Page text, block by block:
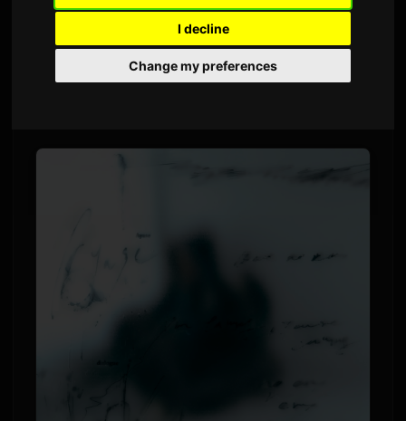
I decline
Change my preferences
Ayase, komponisten bakYOASOBI
musikkvideoen for sin sang "うるさ." Videoen